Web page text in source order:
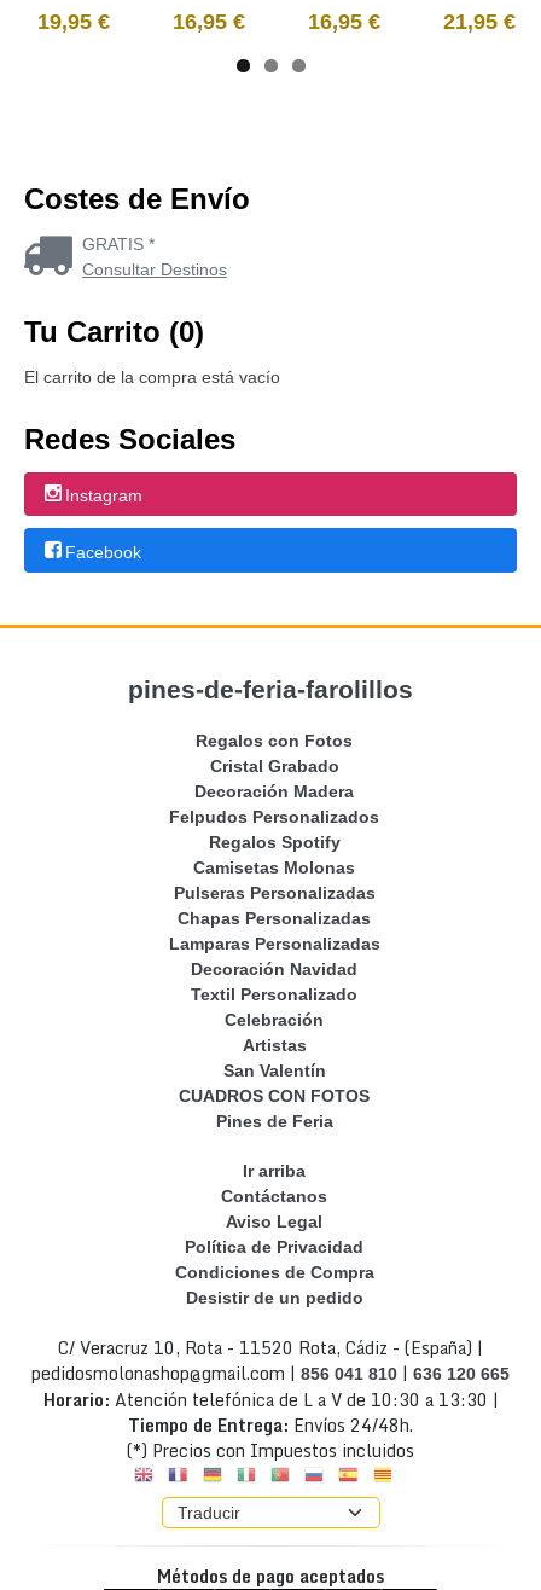
19,95 € 16,95 € 16,95 € 21,95 €
Costes de Envío
GRATIS *
Consultar Destinos
Tu Carrito (0)
El carrito de la compra está vacío
Redes Sociales
Instagram
Facebook
pines-de-feria-farolillos
Regalos con Fotos
Cristal Grabado
Decoración Madera
Felpudos Personalizados
Regalos Spotify
Camisetas Molonas
Pulseras Personalizadas
Chapas Personalizadas
Lamparas Personalizadas
Decoración Navidad
Textil Personalizado
Celebración
Artistas
San Valentín
CUADROS CON FOTOS
Pines de Feria
Ir arriba
Contáctanos
Aviso Legal
Política de Privacidad
Condiciones de Compra
Desistir de un pedido
C/ Veracruz 10, Rota - 11520 Rota, Cádiz - (España) |
pedidosmolonashop@gmail.com | 856 041 810 | 636 120 665
Horario: Atención telefónica de L a V de 10:30 a 13:30 |
Tiempo de Entrega: Envíos 24/48h.
(*) Precios con Impuestos incluidos
Métodos de pago aceptados